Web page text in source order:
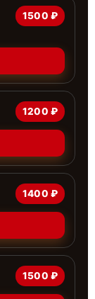
1500 ₽
1200 ₽
1400 ₽
1500 ₽